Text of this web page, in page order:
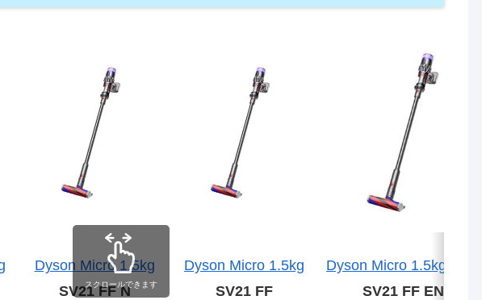
Dyson Micro 1.5kg
SV21 FF N
Dyson Micro 1.5kg
SV21 FF
Dyson Micro 1.5kg Origin
SV21 FF ENT
スクロールできます